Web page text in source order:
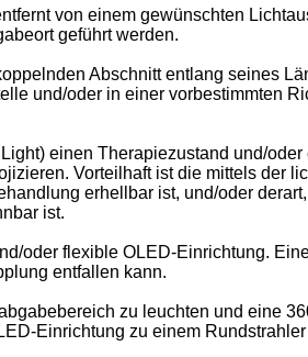
von einem gewünschten
geführt werden.
Abschnitt entlang seines
und/oder in einer vorbestimmten
einen Therapiezustand und/
Vorteilhaft ist die mittels der
erhellbar ist, und/oder
ist.
oder flexible OLED-Einrichtung.
entfallen kann.
zu leuchten und eine
Einrichtung zu einem